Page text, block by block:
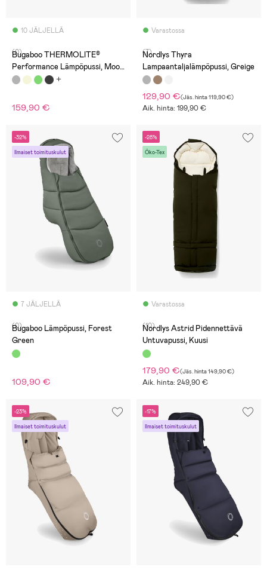
10 JÄLJELLÄ
(0)
Bugaboo THERMOLITE®
Performance Lämpöpussi, Moon
Grey
159,90 €
Varastossa
(7)
Nordlys Thyra
Lampaantaljalämpöpussi, Greige
129,90 €(Jäs. hinta119,90 €)
Aik. hinta: 199,90 €
-32%
Ilmaiset toimituskulut
7 JÄLJELLÄ
(0)
Bugaboo Lämpöpussi, Forest
Green
109,90 €
-28%
Öko-Tex
Varastossa
(10)
Nordlys Astrid Pidennettävä
Untuvapussi, Kuusi
179,90 €(Jäs. hinta149,90 €)
Aik. hinta: 249,90 €
-23%
Ilmaiset toimituskulut
-17%
Ilmaiset toimituskulut